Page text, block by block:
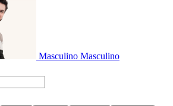
Masculino Masculino